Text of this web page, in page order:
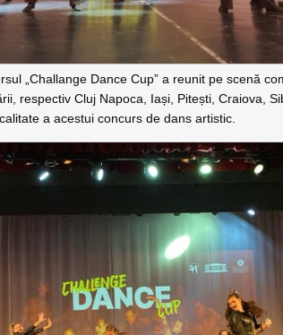
„Challange Dance Cup” a reunit pe scenă
respectiv Cluj Napoca, Iași, Pitești, Craiova,
a acestui concurs de dans artistic.